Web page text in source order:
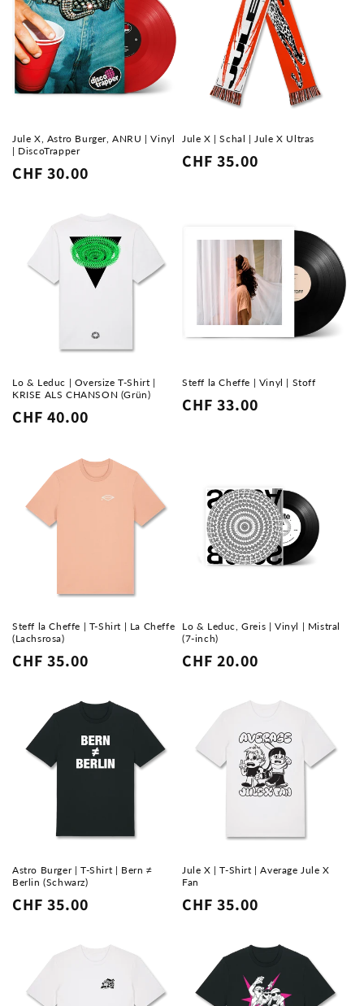
Jule X, Astro Burger, ANRU | Vinyl
| DiscoTrapper
Normaler
CHF 30.00
Jule X | Schal | Jule X Ultras
Normaler
CHF 35.00
Lo & Leduc | Oversize T-Shirt |
KRISE ALS CHANSON (Grün)
Normaler
CHF 40.00
Steff la Cheffe | Vinyl | Stoff
Normaler
CHF 33.00
Steff la Cheffe | T-Shirt | La Cheffe
(Lachsrosa)
Normaler
CHF 35.00
Lo & Leduc, Greis | Vinyl | Mistral
(7-inch)
Normaler
CHF 20.00
Astro Burger | T-Shirt | Bern ≠
Berlin (Schwarz)
Normaler
CHF 35.00
Jule X | T-Shirt | Average Jule X
Fan
Normaler
CHF 35.00